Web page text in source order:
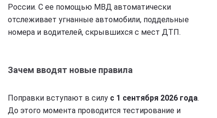
России. С ее помощью МВД автоматически
отслеживает угнанные автомобили, поддельные
номера и водителей, скрывшихся с мест ДТП.
Зачем вводят новые правила
Поправки вступают в силу с 1 сентября 2026 года.
До этого момента проводится тестирование и